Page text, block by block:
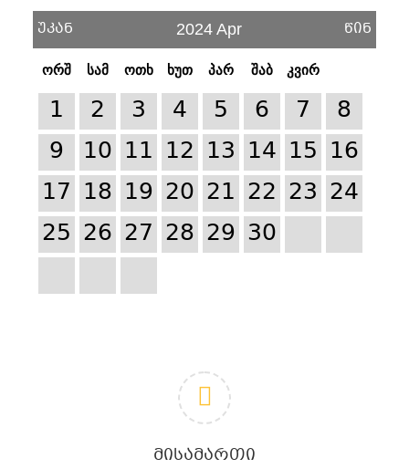
უკან 2024 Apr წინ
ორშ სამ ოთხ ხუთ პარ შაბ კვირ
1 2 3 4 5 6 7
8
9
10 11 12 13 14 15 16
17 18 19 20 21 22 23 24
25 26 27 28 29 30
ᲛᲘᲡᲐᲛᲐᲠᲗᲘ